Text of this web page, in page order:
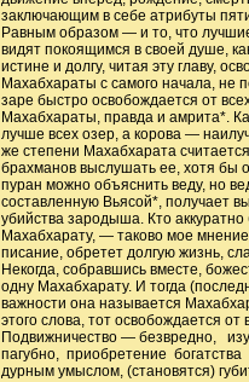
заключающим в себе атрибуты
Равным образом — и то, что
видят покоящимся в своей душе,
истине и долгу, читая эту главу,
Махабхараты с самого начала, не
заре быстро освобождается от
Махабхараты, правда и амрита*.
лучше всех озер, а корова —
же степени Махабхарата
брахманов выслушать ее, хотя бы
пуран можно объяснить веду, но
составленную Вьясой*, получает
убийства зародыша. Кто аккуратно
Махабхарату, — таково мое
писание, обретет долгую жизнь,
Некогда, собравшись вместе,
одну Махабхарату. И тогда
важности она называется
этого слова, тот освобождается от
Подвижничество — безвредно,
пагубно, приобретение
дурным умыслом, (становятся)